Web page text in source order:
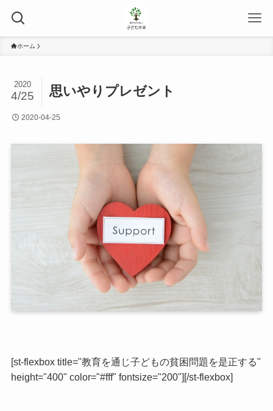
ホーム
思いやりプレゼント
2020
4/25
2020-04-25
[st-flexbox title="教育を通じ子どもの貧困問題を是正する"
height="400" color="#fff" fontsize="200"][/st-flexbox]